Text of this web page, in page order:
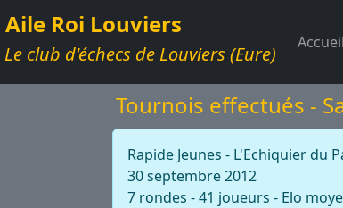
Aile Roi Louviers
Le club d'échecs de Louviers (Eure) Accueil
Tournois effectués -
Rapide Jeunes - L'Echiquier du
30 septembre 2012
7 rondes - 41 joueurs - Elo